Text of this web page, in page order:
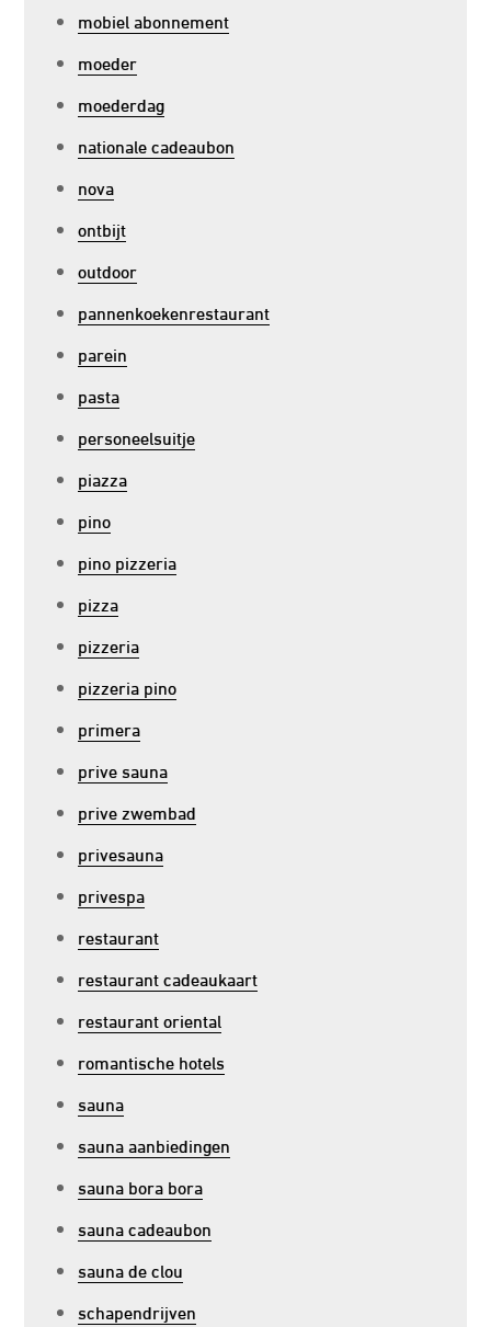
mobiel abonnement
moeder
moederdag
nationale cadeaubon
nova
ontbijt
outdoor
pannenkoekenrestaurant
parein
pasta
personeelsuitje
piazza
pino
pino pizzeria
pizza
pizzeria
pizzeria pino
primera
prive sauna
prive zwembad
privesauna
privespa
restaurant
restaurant cadeaukaart
restaurant oriental
romantische hotels
sauna
sauna aanbiedingen
sauna bora bora
sauna cadeaubon
sauna de clou
schapendrijven